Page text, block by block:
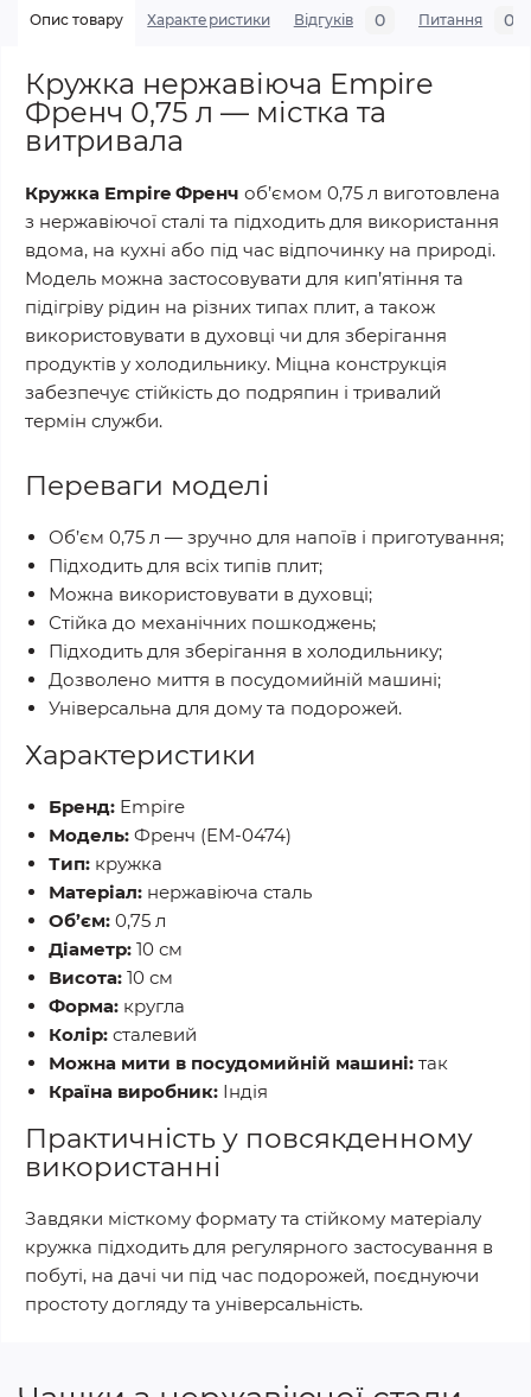
Опис товару Характеристики Відгуків 0 Питання 0
Кружка нержавіюча Empire
Френч 0,75 л — містка та
витривала
Кружка Empire Френч об’ємом 0,75 л виготовлена
з нержавіючої сталі та підходить для використання
вдома, на кухні або під час відпочинку на природі.
Модель можна застосовувати для кип’ятіння та
підігріву рідин на різних типах плит, а також
використовувати в духовці чи для зберігання
продуктів у холодильнику. Міцна конструкція
забезпечує стійкість до подряпин і тривалий
термін служби.
Переваги моделі
Об’єм 0,75 л — зручно для напоїв і приготування;
Підходить для всіх типів плит;
Можна використовувати в духовці;
Стійка до механічних пошкоджень;
Підходить для зберігання в холодильнику;
Дозволено миття в посудомийній машині;
Універсальна для дому та подорожей.
Характеристики
Бренд: Empire
Модель: Френч (EM-0474)
Тип: кружка
Матеріал: нержавіюча сталь
Об’єм: 0,75 л
Діаметр: 10 см
Висота: 10 см
Форма: кругла
Колір: сталевий
Можна мити в посудомийній машині: так
Країна виробник: Індія
Практичність у повсякденному
використанні
Завдяки місткому формату та стійкому матеріалу
кружка підходить для регулярного застосування в
побуті, на дачі чи під час подорожей, поєднуючи
простоту догляду та універсальність.